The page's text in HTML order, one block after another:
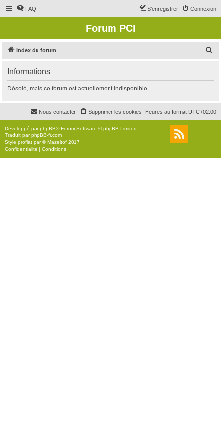
FAQ Connexion
S’enregistrer
Forum PCI
Index du forum
r
c
r
Informations
Désolé, mais ce forum est actuellement indisponible.
Heures au format UTC+02:00
Supprimer les cookies
Nous contacter
Développé parphpBB® Forum Software © phpBB Limited
Traduit parphpBB-fr.com
Style proflat par ©Mazeltof 2017
Confidentialité | Conditions